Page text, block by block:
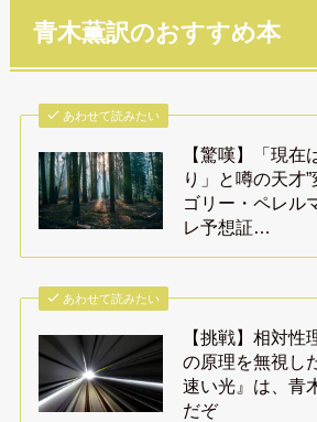
青木薫訳のおすすめ本
あわせて読みたい
【驚嘆】「現在
り」と噂の天才”
ゴリー・ペレル
レ予想証…
あわせて読みたい
【挑戦】相対
の原理を無視し
速い光』は、青
だぞ